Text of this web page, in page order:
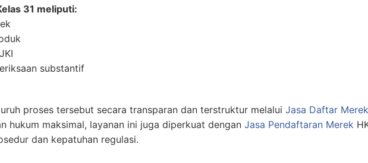
31 meliputi:
substantif
proses tersebut secara transparan dan terstruktur melalui Jasa Daftar
hukum maksimal, layanan ini juga diperkuat dengan Jasa Pendaftaran Merek
dan kepatuhan regulasi.